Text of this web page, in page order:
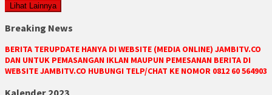
Lihat Lainnya
Breaking News
BERITA TERUPDATE HANYA DI WEBSITE (MEDIA ONLINE) JAMBITV.CO
DAN UNTUK PEMASANGAN IKLAN MAUPUN PEMESANAN BERITA DI
WEBSITE JAMBITV.CO HUBUNGI TELP/CHAT KE NOMOR 0812 60 564903
Kalender 2023